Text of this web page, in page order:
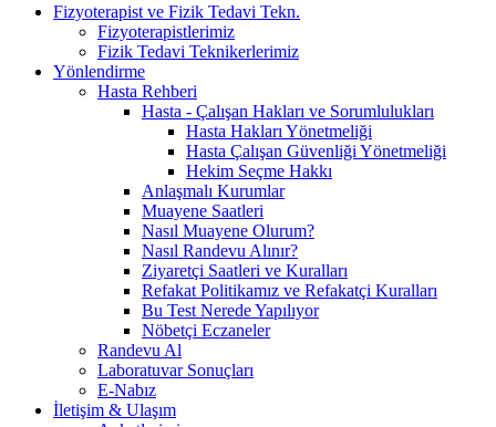
Fizyoterapist ve Fizik Tedavi Tekn.
Fizyoterapistlerimiz
Fizik Tedavi Teknikerlerimiz
Yönlendirme
Hasta Rehberi
Hasta - Çalışan Hakları ve Sorumlulukları
Hasta Hakları Yönetmeliği
Hasta Çalışan Güvenliği Yönetmeliği
Hekim Seçme Hakkı
Anlaşmalı Kurumlar
Muayene Saatleri
Nasıl Muayene Olurum?
Nasıl Randevu Alınır?
Ziyaretçi Saatleri ve Kuralları
Refakat Politikamız ve Refakatçi Kuralları
Bu Test Nerede Yapılıyor
Nöbetçi Eczaneler
Randevu Al
Laboratuvar Sonuçları
E-Nabız
İletişim & Ulaşım